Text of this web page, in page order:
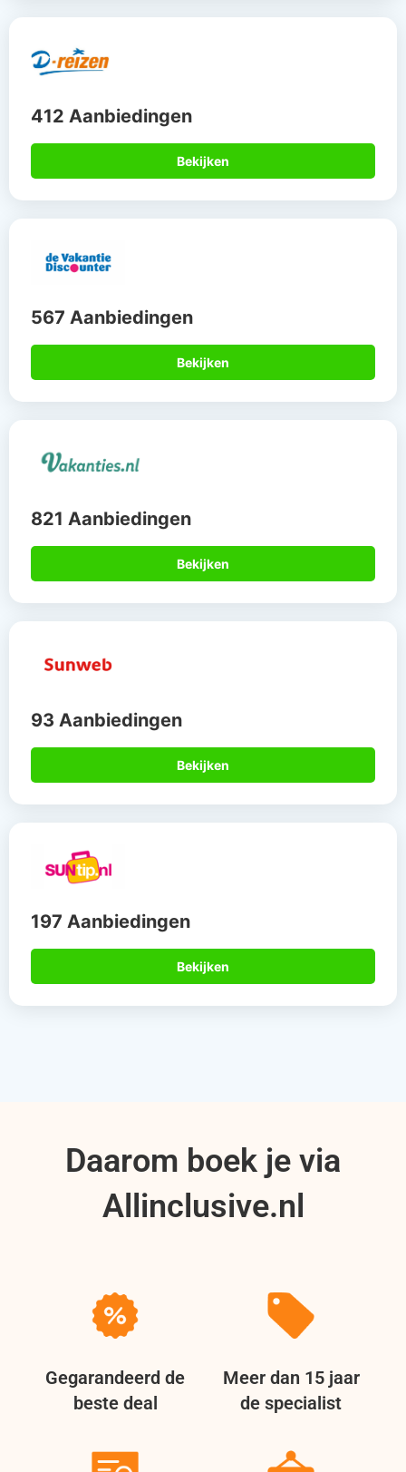
412 Aanbiedingen
Bekijken
567 Aanbiedingen
Bekijken
821 Aanbiedingen
Bekijken
93 Aanbiedingen
Bekijken
197 Aanbiedingen
Bekijken
Daarom boek je via
Allinclusive.nl
Gegarandeerd de
beste deal
Meer dan 15 jaar
de specialist